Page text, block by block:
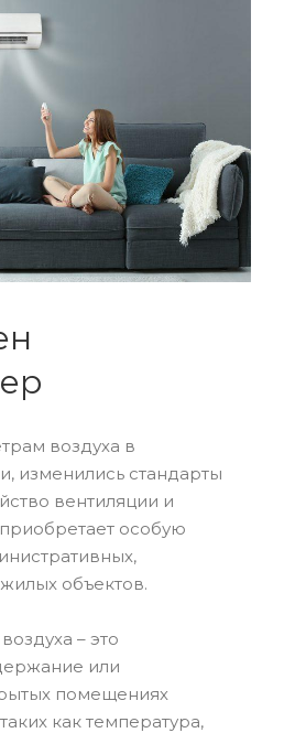
воздуха в
изменились стандарты
вентиляции и
особую
объектов.
– это
или
помещениях
как температура,